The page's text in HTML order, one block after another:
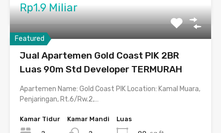
Rp1.9 Miliar
Featured
Jual Apartemen Gold Coast PIK 2BR
Luas 90m Std Developer TERMURAH
Apartemen Name: Gold Coast PIK Location: Kamal Muara,
Penjaringan, Rt.6/Rw.2,…
Kamar Tidur
Kamar Mandi
Luas